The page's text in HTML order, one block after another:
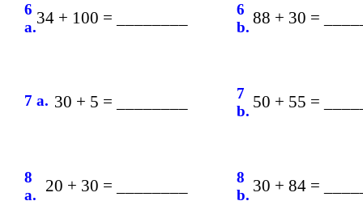
6
a.34 + 100 = ________
6
b. 88 + 30 =
7 a. 30 + 5 = ________
7
b. 50 + 55 =
8
a.
20 + 30 = ________
8
b. 30 + 84 =